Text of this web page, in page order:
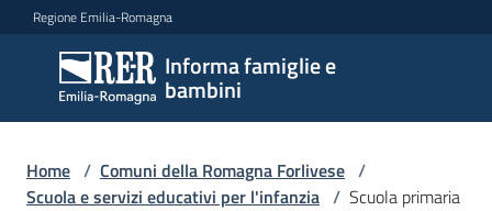
Vai al contenuto
Vai alla navigazione
Vai al footer
Regione Emilia-Romagna
Informa famiglie e
bambini
Informa
famiglie
e
bambini
Home / Comuni della Romagna Forlivese /
Scuola e servizi educativi per l'infanzia / Scuola primaria